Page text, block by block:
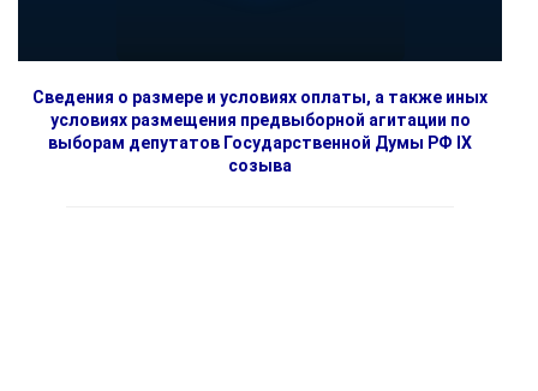
Сведения о размере и условиях оплаты, а также иных
условиях размещения предвыборной агитации по
выборам депутатов Государственной Думы РФ IX
созыва